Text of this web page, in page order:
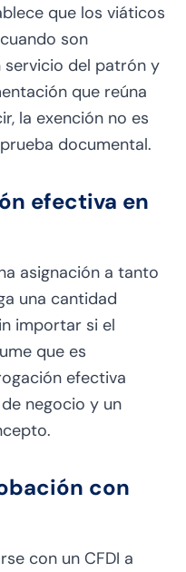
que los viáticos
son
del patrón y
que reúna
la exención no es
documental.
efectiva en
asignación a tanto
una cantidad
importar si el
que es
efectiva
negocio y un
con
con un CFDI a